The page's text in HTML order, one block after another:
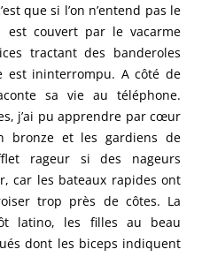
que si l’on n’entend pas le
est couvert par le vacarme
tractant des banderoles
est ininterrompu. A côté de
sa vie au téléphone.
j’ai pu apprendre par cœur
bronze et les gardiens de
rageur si des nageurs
car les bateaux rapides ont
trop près de côtes. La
latino, les filles au beau
dont les biceps indiquent